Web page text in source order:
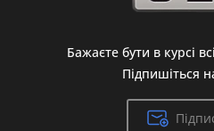
Бажаєте бути в курсі
Підпишіться